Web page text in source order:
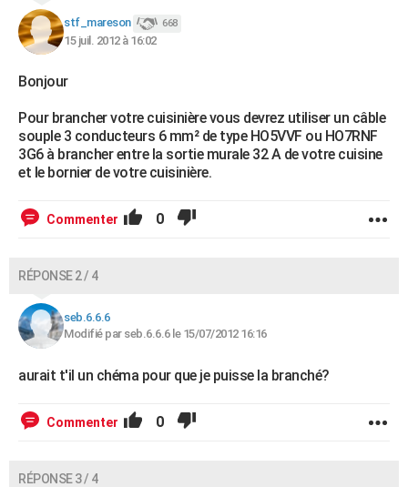
COPAINS D'AVANT
Bricolage
Lifestyle
Culture
Sport
Auto
Television
Voyage
Cinema
stf_mareson 668
15 juil. 2012 à 16:02
Bonjour
Pour brancher votre cuisinière vous devrez utiliser un câble
souple 3 conducteurs 6 mm² de type HO5VVF ou HO7RNF
3G6 à brancher entre la sortie murale 32 A de votre cuisine
et le bornier de votre cuisinière.
Commenter 0
RÉPONSE 2 / 4
seb.6.6.6
Modifié par seb.6.6.6 le 15/07/2012 16:16
aurait t'il un chéma pour que je puisse la branché?
Commenter 0
RÉPONSE 3 / 4